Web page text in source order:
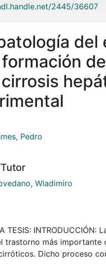
2445/36607
del
Pedro
Wladimiro
TESIS: INTRODUCCIÓN:
trastorno más importante
Dicho proceso